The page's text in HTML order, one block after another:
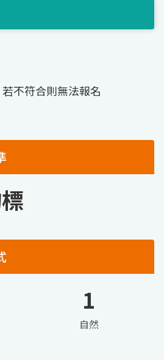
不符合則無法報名
1
自然